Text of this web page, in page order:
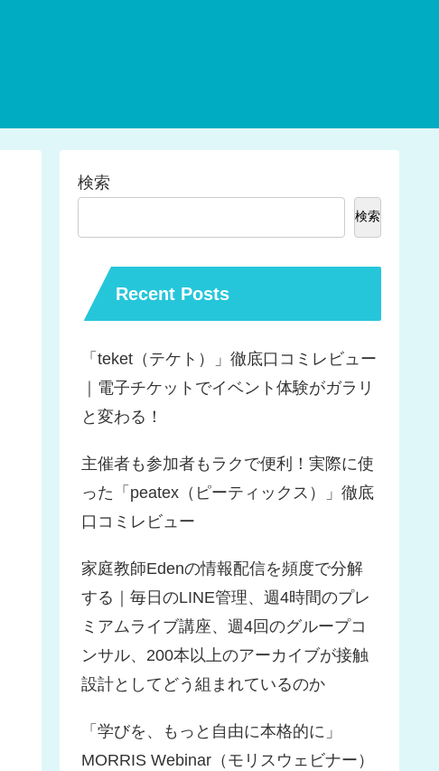
検索
検索
Recent Posts
「teket（テケト）」徹底口コミレビュー
｜電子チケットでイベント体験がガラリ
と変わる！
主催者も参加者もラクで便利！実際に使
った「peatex（ピーティックス）」徹底
口コミレビュー
家庭教師Edenの情報配信を頻度で分解
する｜毎日のLINE管理、週4時間のプレ
ミアムライブ講座、週4回のグループコ
ンサル、200本以上のアーカイブが接触
設計としてどう組まれているのか
「学びを、もっと自由に本格的に」
MORRIS Webinar（モリスウェビナー）